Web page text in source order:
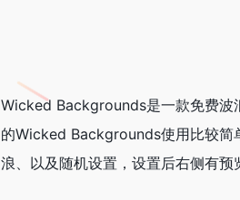
Wicked Backgrounds是一款免费波
的Wicked Backgrounds使用比较简
浪、以及随机设置，设置后右侧有预